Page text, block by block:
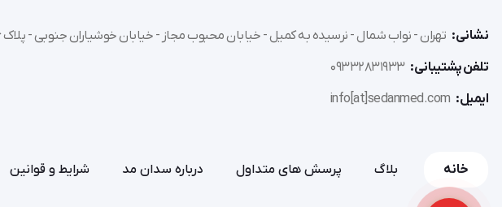
نشانی: تهران - نواب شمال - نرسیده به کمیل - خیابان محبوب مجاز - خیابان خوشیاران جنوبی - پلاک 16
تلفن پشتیبانی: 09332831933
ایمیل: info[at]sedanmed.com
خانه بلاگ پرسش های متداول درباره سدان مد شرایط و قوانین